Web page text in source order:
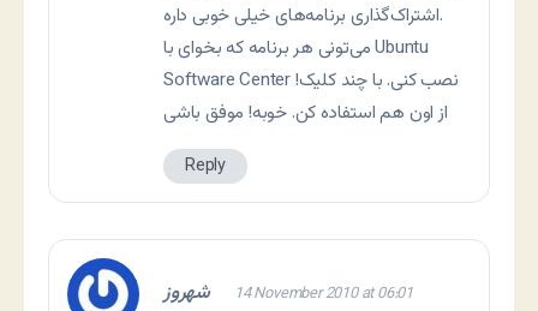
اشتراک‌گذاری برنامه‌های خیلی خوبی داره.
می‌تونی هر برنامه که بخوای با Ubuntu
Software Center نصب کنی. با چند کلیک!
از اون هم استفاده کن. خوبه! موفق باشی
Reply
شهروز 14 November 2010 at 06:01